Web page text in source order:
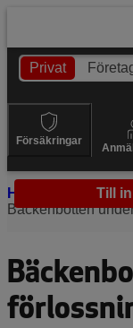
Till
Privat
Försäkringar
Hem
Bäckenbotten